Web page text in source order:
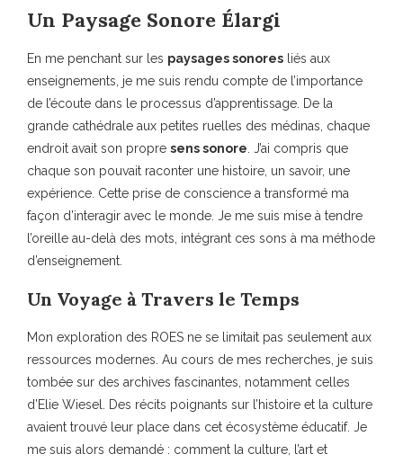
Un Paysage Sonore Élargi
En me penchant sur les paysages sonores liés aux
enseignements, je me suis rendu compte de l’importance
de l’écoute dans le processus d’apprentissage. De la
grande cathédrale aux petites ruelles des médinas, chaque
endroit avait son propre sens sonore. J’ai compris que
chaque son pouvait raconter une histoire, un savoir, une
expérience. Cette prise de conscience a transformé ma
façon d’interagir avec le monde. Je me suis mise à tendre
l’oreille au-delà des mots, intégrant ces sons à ma méthode
d’enseignement.
Un Voyage à Travers le Temps
Mon exploration des ROES ne se limitait pas seulement aux
ressources modernes. Au cours de mes recherches, je suis
tombée sur des archives fascinantes, notamment celles
d’Elie Wiesel. Des récits poignants sur l’histoire et la culture
avaient trouvé leur place dans cet écosystème éducatif. Je
me suis alors demandé : comment la culture, l’art et